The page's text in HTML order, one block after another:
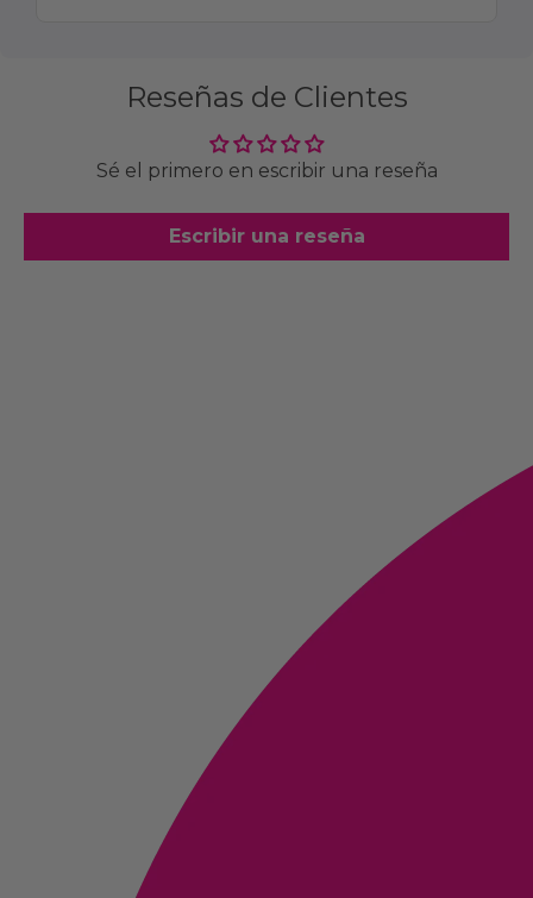
Reseñas de Clientes
Sé el primero en escribir una reseña
Escribir una reseña